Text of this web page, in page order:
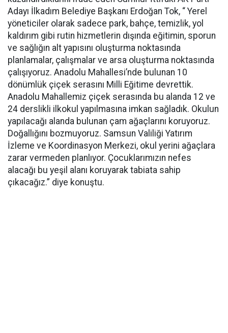
Adayı İlkadım Belediye Başkanı Erdoğan Tok, “ Yerel
yöneticiler olarak sadece park, bahçe, temizlik, yol
kaldırım gibi rutin hizmetlerin dışında eğitimin, sporun
ve sağlığın alt yapısını oluşturma noktasında
planlamalar, çalışmalar ve arsa oluşturma noktasında
çalışıyoruz. Anadolu Mahallesi’nde bulunan 10
dönümlük çiçek serasını Milli Eğitime devrettik.
Anadolu Mahallemiz çiçek serasında bu alanda 12 ve
24 derslikli ilkokul yapılmasına imkan sağladık. Okulun
yapılacağı alanda bulunan çam ağaçlarını koruyoruz.
Doğallığını bozmuyoruz. Samsun Valiliği Yatırım
İzleme ve Koordinasyon Merkezi, okul yerini ağaçlara
zarar vermeden planlıyor. Çocuklarımızın nefes
alacağı bu yeşil alanı koruyarak tabiata sahip
çıkacağız.” diye konuştu.